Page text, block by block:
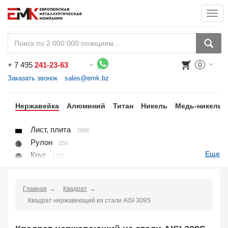
+ 7 495 241-23-63
Заказать звонок sales@emk.bz
0
Нержавейка Алюминий Титан Никель Медь-никель
Лист, плита 2666
Рулон 250
Круг 1751
Шестигранник 205
Проволока
Еще
Главная
Квадрат
Квадрат нержавеющий из стали AISI 309S